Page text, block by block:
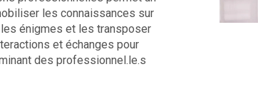
les connaissances sur
énigmes et les transposer
et échanges pour
des professionnel.le.s